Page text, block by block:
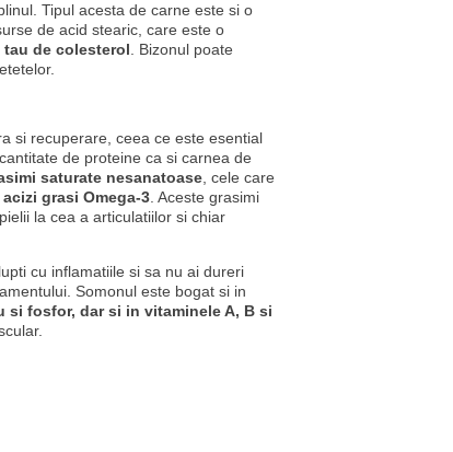
Tipul acesta de carne este si o
de acid stearic, care este o
de colesterol . Bizonul poate
si recuperare, ceea ce este esential
de proteine ca si carnea de
saturate nesanatoase, cele care
grasi Omega-3. Aceste grasimi
la cea a articulatiilor si chiar
cu inflamatiile si sa nu ai dureri
Somonul este bogat si in
si fosfor, dar si in vitaminele A, B si